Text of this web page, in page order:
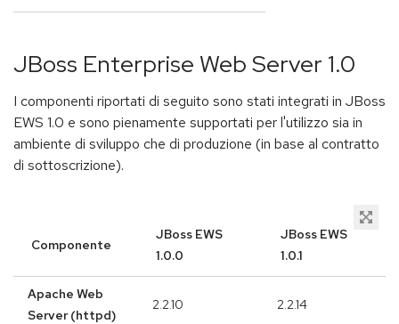
JBoss Enterprise Web Server 1.0
I componenti riportati di seguito sono stati integrati in JBoss
EWS 1.0 e sono pienamente supportati per l'utilizzo sia in
ambiente di sviluppo che di produzione (in base al contratto
di sottoscrizione).
Componente
JBoss EWS
1.0.0
JBoss EWS
1.0.1
Apache Web
Server (httpd)
2.2.10 2.2.14